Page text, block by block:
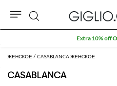
ЖЕНСКОЕ CASABLANCA ЖЕНСКОЕ
CASABLANCA
Поиск
Extra 10% off